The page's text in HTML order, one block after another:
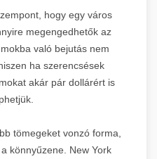
hogy egy város
megengedhetők az
való bejutás nem
ha szerencsések
akár pár dollárért is
tömegeket vonzó forma,
könnyűzene. New York